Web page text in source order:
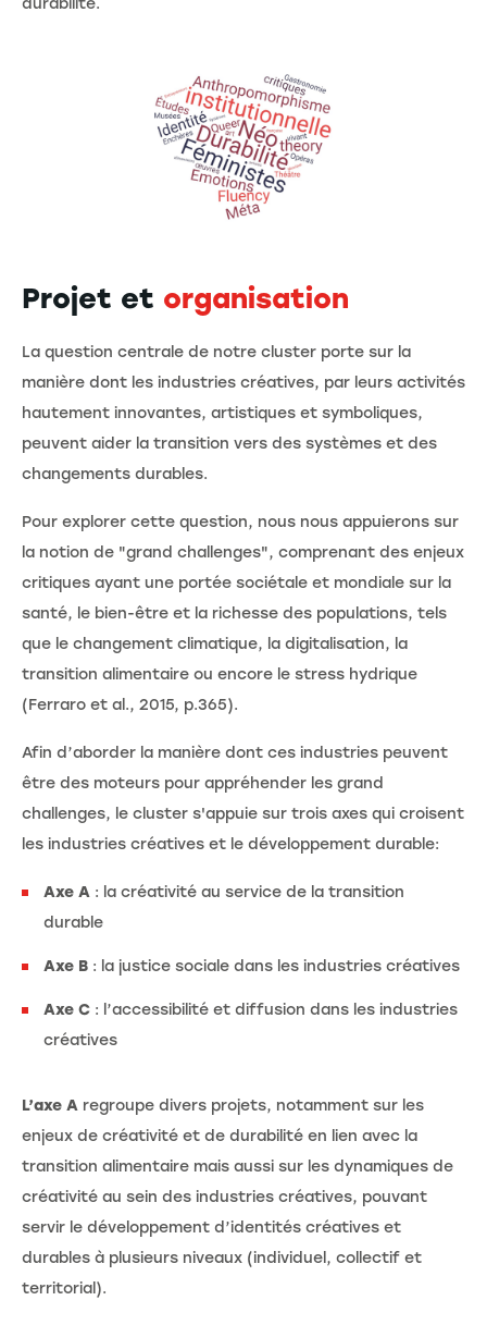
durabilité.
Projet et organisation
La question centrale de notre cluster porte sur la
manière dont les industries créatives, par leurs activités
hautement innovantes, artistiques et symboliques,
peuvent aider la transition vers des systèmes et des
changements durables.
Pour explorer cette question, nous nous appuierons sur
la notion de "grand challenges", comprenant des enjeux
critiques ayant une portée sociétale et mondiale sur la
santé, le bien-être et la richesse des populations, tels
que le changement climatique, la digitalisation, la
transition alimentaire ou encore le stress hydrique
(Ferraro et al., 2015, p.365).
Afin d’aborder la manière dont ces industries peuvent
être des moteurs pour appréhender les grand
challenges, le cluster s'appuie sur trois axes qui croisent
les industries créatives et le développement durable:
Axe A : la créativité au service de la transition
durable
Axe B : la justice sociale dans les industries créatives
Axe C : l’accessibilité et diffusion dans les industries
créatives
L’axe A regroupe divers projets, notamment sur les
enjeux de créativité et de durabilité en lien avec la
transition alimentaire mais aussi sur les dynamiques de
créativité au sein des industries créatives, pouvant
servir le développement d’identités créatives et
durables à plusieurs niveaux (individuel, collectif et
territorial).